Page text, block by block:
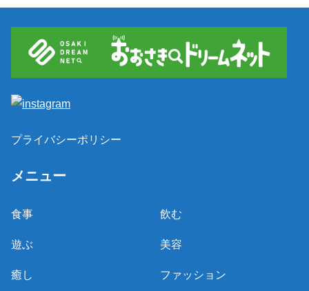
プライバシーポリシー
メニュー
食事 飲む
遊ぶ 美容
癒し ファッション